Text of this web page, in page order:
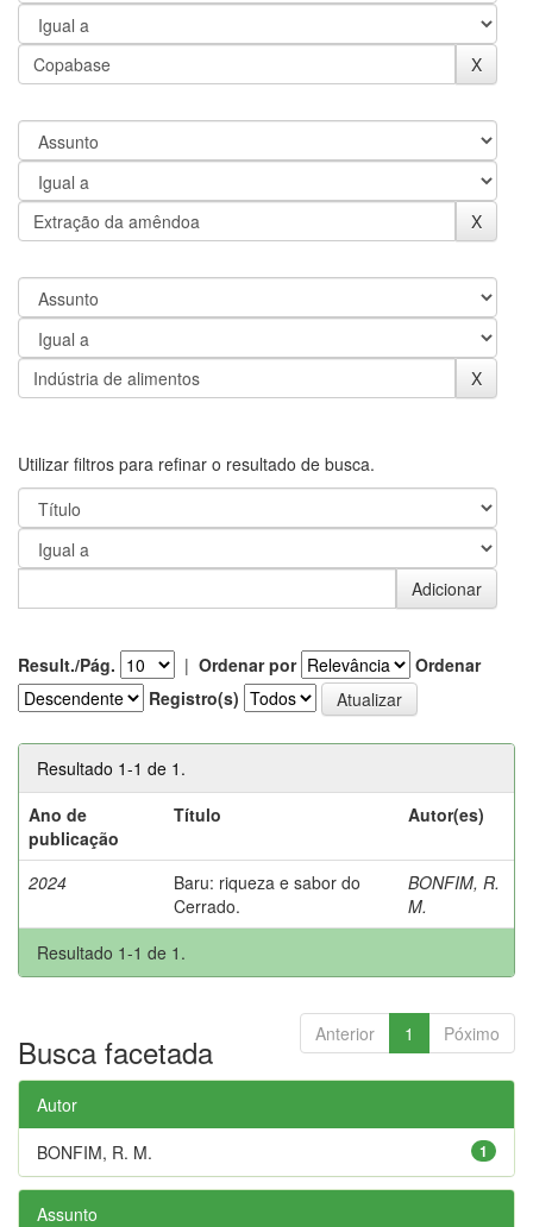
Utilizar filtros para refinar o resultado de busca.
Result./Pág. | Ordenar por
Ordenar
Registro(s)
Resultado 1-1 de 1.
Ano de
publicação
Título Autor(es)
2024
Baru: riqueza e sabor do
Cerrado.
BONFIM, R.
M.
Resultado 1-1 de 1.
Anterior 1 Póximo
Busca facetada
Autor
1
BONFIM, R. M.
Assunto